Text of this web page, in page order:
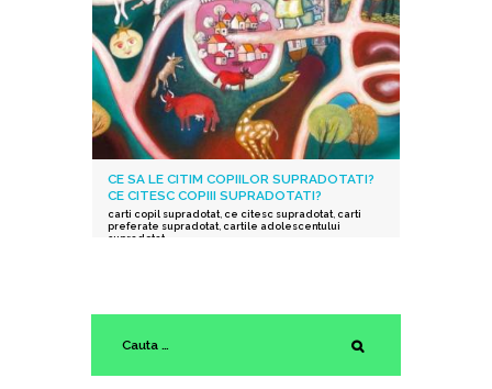
CE SA LE CITIM COPIILOR SUPRADOTATI?
CE CITESC COPIII SUPRADOTATI?
carti copil supradotat, ce citesc supradotat, carti
preferate supradotat, cartile adolescentului
supradotat